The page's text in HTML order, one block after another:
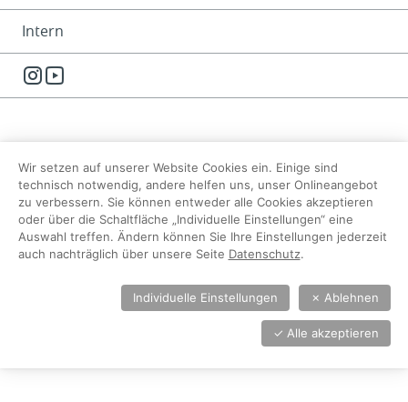
Intern
Instagram
Wir setzen auf unserer Website Cookies ein. Einige sind
technisch notwendig, andere helfen uns, unser Onlineangebot
zu verbessern. Sie können entweder alle Cookies akzeptieren
oder über die Schaltfläche „Individuelle Einstellungen“ eine
Auswahl treffen. Ändern können Sie Ihre Einstellungen jederzeit
auch nachträglich über unsere Seite Datenschutz.
✓ Alle akzeptieren
Individuelle Einstellungen ✗ Ablehnen